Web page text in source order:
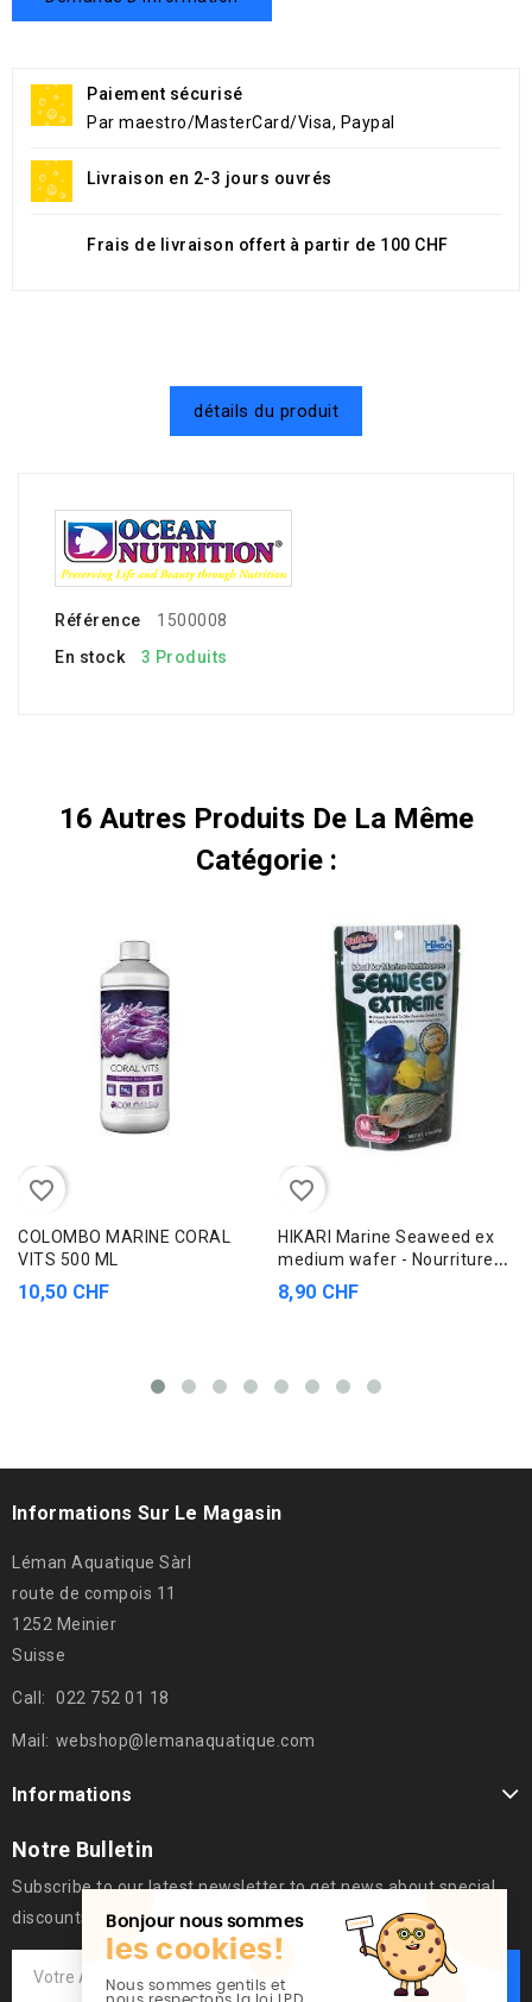
Paiement sécurisé
Par maestro/MasterCard/Visa, Paypal
Livraison en 2-3 jours ouvrés
Frais de livraison offert à partir de 100 CHF
détails du produit
Référence
1500008
En stock
3 Produits
16 Autres Produits De La Même
Catégorie :
favorite_border
COLOMBO MARINE CORAL
VITS 500 ML
10,50 CHF
favorite_border
HIKARI Marine Seaweed ex
medium wafer - Nourriture
pour poissons en granulés
8,90 CHF
Informations Sur Le Magasin
Léman Aquatique Sàrl
route de compois 11
1252 Meinier
Suisse
Call: 022 752 01 18
Mail: webshop@lemanaquatique.com
Informations
Notre Bulletin
Subscribe to our latest newsletter to get news about special
discounts.
Bonjour nous sommes
les cookies!
Nous sommes gentils et